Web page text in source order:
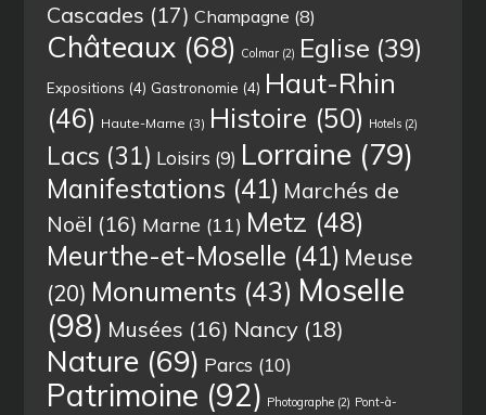
Cascades (17) Champagne (8)
Châteaux (68) Colmar (2) Eglise (39)
Expositions (4) Gastronomie (4) Haut-Rhin
(46) Haute-Marne (3) Histoire (50) Hotels (2)
Lacs (31) Loisirs (9) Lorraine (79)
Manifestations (41) Marchés de
Noël (16) Marne (11) Metz (48)
Meurthe-et-Moselle (41) Meuse
(20) Monuments (43) Moselle
(98) Musées (16) Nancy (18)
Nature (69) Parcs (10)
Patrimoine (92) Photographe (2) Pont-à-